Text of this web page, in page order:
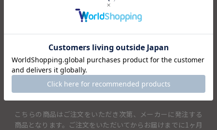
土鍋の蓋に記載するお名前を「土鍋に入れるお名前（13文字
まで）」の項目に入力してください。土鍋に記載できるお名
（13文字まで）の項目には「SATOFAMIRY」と記入。
・アルファベット大文字のみ
・可能記号「♥」「＆」「+」「×」「★」
・ホワイトに関しては文字色が黒色となります
こちらの商品はご注文をいただき次第、メーカーに発注する
商品となります。ご注文をいただいてからお届けまでに1ヶ月